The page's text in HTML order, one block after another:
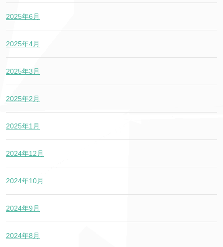
2025年6月
2025年4月
2025年3月
2025年2月
2025年1月
2024年12月
2024年10月
2024年9月
2024年8月